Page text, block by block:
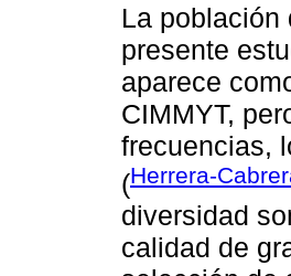
La población
presente
aparece
CIMMYT,
frecuencias,
(Herrera-
diversidad
calidad de